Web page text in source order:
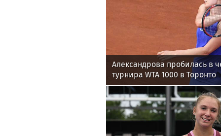
Александрова пробилась в
турнира WTA 1000 в Торонто